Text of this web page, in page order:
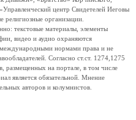
центр Свидетелей Иеговы
религиозные организации.
текстовые материалы, элементы
видео и аудио охраняются
международными нормами права и не
Согласно ст.ст. 1274,1275
размещенных на портале, в том числе
является обязательной. Мнение
авторов и колумнистов.